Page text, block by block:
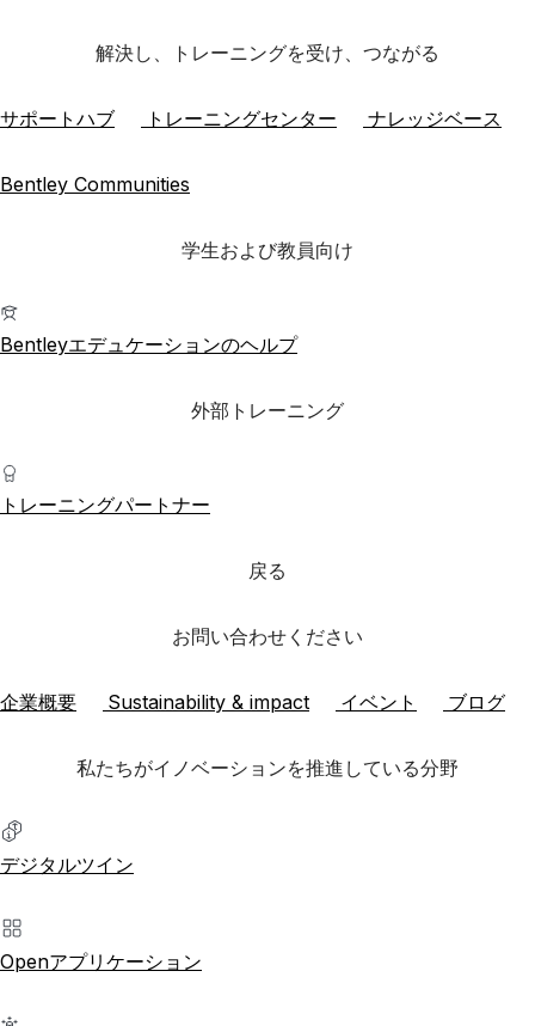
解決し、トレーニングを受け、つながる
サポートハブ トレーニングセンター ナレッジベース
Bentley Communities
学生および教員向け
Bentleyエデュケーションのヘルプ
外部トレーニング
トレーニングパートナー
戻る
お問い合わせください
企業概要 Sustainability & impact イベント ブログ
私たちがイノベーションを推進している分野
デジタルツイン
Openアプリケーション